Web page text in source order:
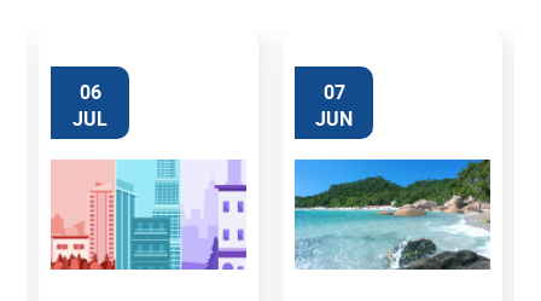
06
JUL
07
JUN